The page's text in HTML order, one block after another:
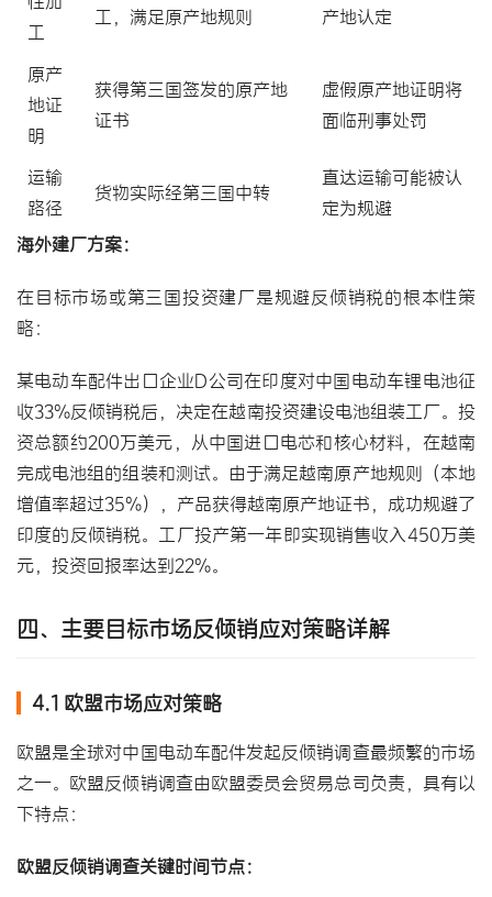
工
工，满足原产地规则 产地认定
原产
地证
明
获得第三国签发的原产地
证书
虚假原产地证明将
面临刑事处罚
运输
路径
货物实际经第三国中转
直达运输可能被认
定为规避
海外建厂方案：
在目标市场或第三国投资建厂是规避反倾销税的根本性策
略：
某电动车配件出口企业D公司在印度对中国电动车锂电池征
收33%反倾销税后，决定在越南投资建设电池组装工厂。投
资总额约200万美元，从中国进口电芯和核心材料，在越南
完成电池组的组装和测试。由于满足越南原产地规则（本地
增值率超过35%），产品获得越南原产地证书，成功规避了
印度的反倾销税。工厂投产第一年即实现销售收入450万美
元，投资回报率达到22%。
四、主要目标市场反倾销应对策略详解
4.1 欧盟市场应对策略
欧盟是全球对中国电动车配件发起反倾销调查最频繁的市场
之一。欧盟反倾销调查由欧盟委员会贸易总司负责，具有以
下特点：
欧盟反倾销调查关键时间节点：